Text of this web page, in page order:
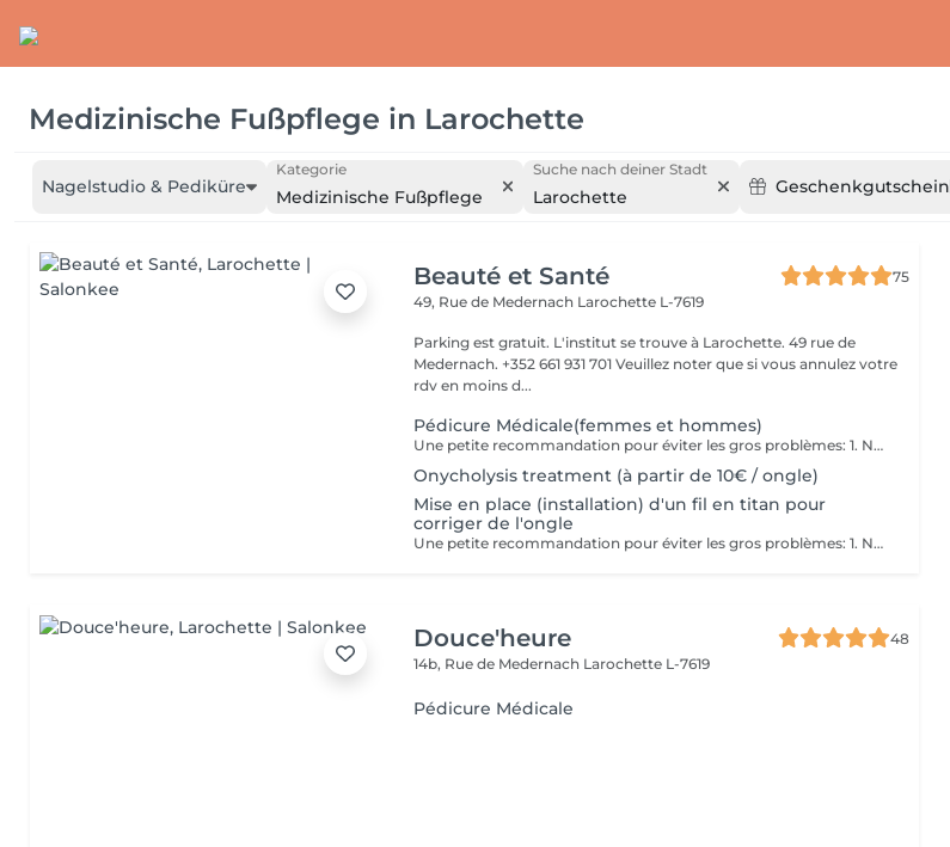
Medizinische Fußpflege in Larochette
Nagelstudio & Pediküre
Kategorie
Medizinische Fußpflege
Suche nach deiner Stadt
Larochette Geschenkgutschein
Beauté et Santé
75
49, Rue de Medernach Larochette L-7619
Parking est gratuit. L'institut se trouve à Larochette. 49 rue de
Medernach. +352 661 931 701 Veuillez noter que si vous annulez votre
rdv en moins d...
Pédicure Médicale(femmes et hommes)
Une petite recommandation pour éviter les gros problèmes: 1. Nous corrigeons la longueur des ongles avec une lime à ongles pour ongles naturels au moins une fois par semaine. 2. Nous n'arrondissons, ni ne coupons les coins ! 3. La forme des ongles de pied est un carré mou (ni rond, ni ovale) Pour courir, il vous faut : 1. Choisire des chaussures en tenant compte des nuances de la structure de votre pied! 2. Vérifier systématiquement la longueur des ongles! 3. Consulter un orthopédiste s'il y a des déformations visibles. Dans le cas contraire, courir apportera plus de problèmes que de bien. Prenez soin de votre santé!
Onycholysis treatment (à partir de 10€ / ongle)
Mise en place (installation) d'un fil en titan pour
corriger de l'ongle
Une petite recommandation pour éviter les gros problèmes: 1. Nous corrigeons la longueur des ongles avec une lime à ongles pour ongles naturels au moins une fois par semaine. 2. Nous n'arrondissons, ni ne coupons les coins! 3. La forme des ongles de pied est un carré mou (ni rond, ni ovale)!
Douce'heure
48
14b, Rue de Medernach Larochette L-7619
Pédicure Médicale